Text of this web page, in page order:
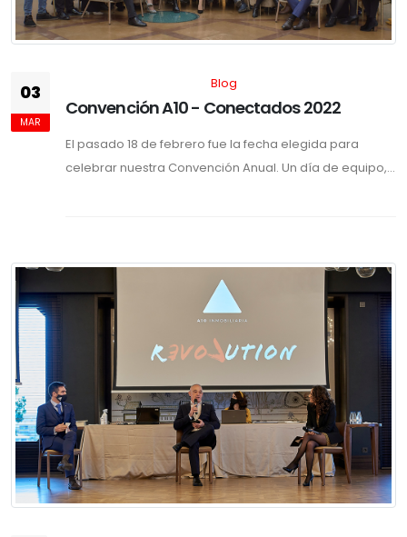
03
MAR
Blog
Convención A10 - Conectados 2022
El pasado 18 de febrero fue la fecha elegida para
celebrar nuestra Convención Anual. Un día de equipo,...